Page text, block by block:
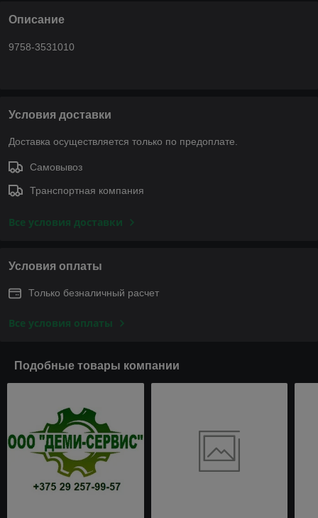
Описание
9758-3531010
Условия доставки
Доставка осуществляется только по предоплате.
Самовывоз
Транспортная компания
Все условия доставки
Условия оплаты
Только безналичный расчет
Все условия оплаты
Подобные товары компании